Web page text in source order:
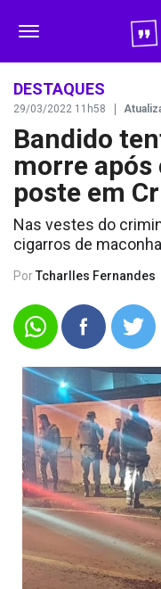
DESTAQUES
29/03/2022 11h58
Bandido
morre
poste em
Nas vestes do
cigarros de
PorTcharlles Fernandes